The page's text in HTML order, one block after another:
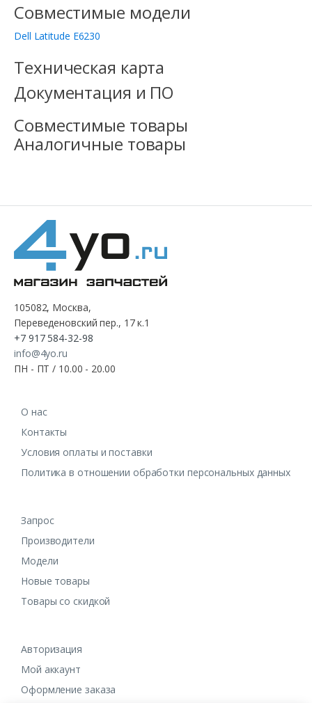
Совместимые модели
Dell Latitude E6230
Техническая карта
Документация и ПО
Совместимые товары
Аналогичные товары
105082, Москва,
Переведеновский пер., 17 к.1
+7 917 584-32-98
info@4yo.ru
ПН - ПТ / 10.00 - 20.00
О нас
Контакты
Условия оплаты и поставки
Политика в отношении обработки персональных данных
Запрос
Производители
Модели
Новые товары
Товары со скидкой
Авторизация
Мой аккаунт
Оформление заказа